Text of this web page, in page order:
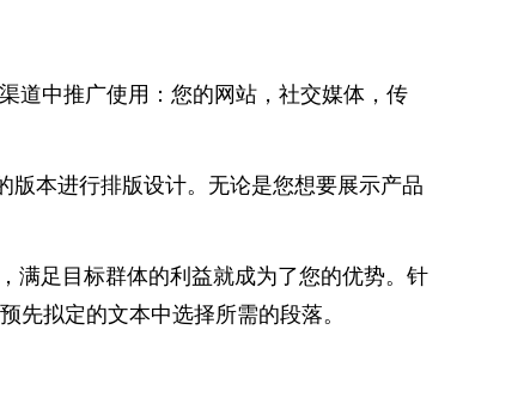
道中推广使用：您的网站，社交媒体，传
版本进行排版设计。无论是您想要展示产品
满足目标群体的利益就成为了您的优势。针
先拟定的文本中选择所需的段落。